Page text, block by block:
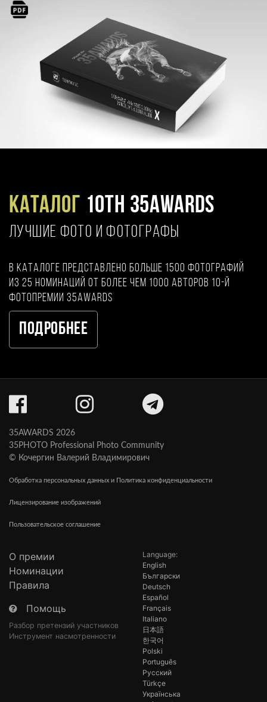
Каталог 10TH 35AWARDS
ЛУЧШИЕ ФОТО И ФОТОГРАФЫ
В каталоге представлено больше 1500 фотографий
из 25 номинаций от более чем 1000 авторов 10-й
фотопремии 35AWARDS
Подробнее
35AWARDS 2026
35PHOTO Professional Photo Community
© Кочергин Валерий Владимирович
Обработка персональных данных и Политика конфиденциальности
Лицензирование изображений
Пользовательское соглашение
О премии
Номинации
Правила
Помощь
Разбор претензий участников
Инструмент насмотренности
Language:
English
Български
Deutsch
Español
Français
Italiano
日本語
한국어
Polski
Português
Русский
Türkçe
Українська